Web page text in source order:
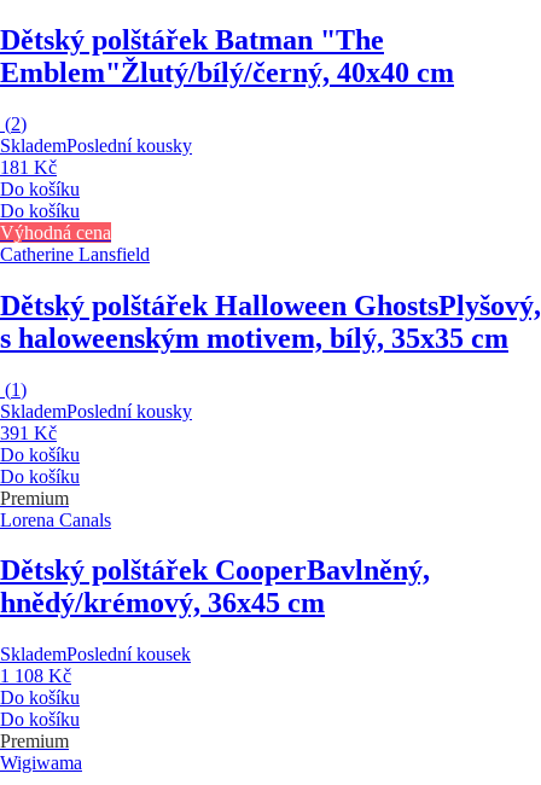
Dětský polštářek Batman "The
Emblem"Žlutý/bílý/černý, 40x40 cm
(2)
SklademPoslední kousky
181 Kč
Do košíku
Do košíku
Výhodná cena
Catherine Lansfield
Dětský polštářek Halloween GhostsPlyšový,
s haloweenským motivem, bílý, 35x35 cm
(1)
SklademPoslední kousky
391 Kč
Do košíku
Do košíku
Premium
Lorena Canals
Dětský polštářek CooperBavlněný,
hnědý/krémový, 36x45 cm
SklademPoslední kousek
1 108 Kč
Do košíku
Do košíku
Premium
Wigiwama